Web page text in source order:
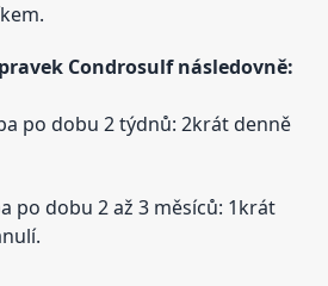
Condrosulfnásledovně:
po dobu 2 týdnů: 2krát denně
po dobu 2 až 3 měsíců: 1krát